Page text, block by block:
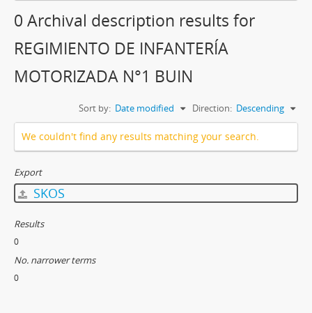
0 Archival description results for
REGIMIENTO DE INFANTERÍA
MOTORIZADA N°1 BUIN
Sort by: Date modified Direction: Descending
We couldn't find any results matching your search.
Export
SKOS
Results
0
No. narrower terms
0